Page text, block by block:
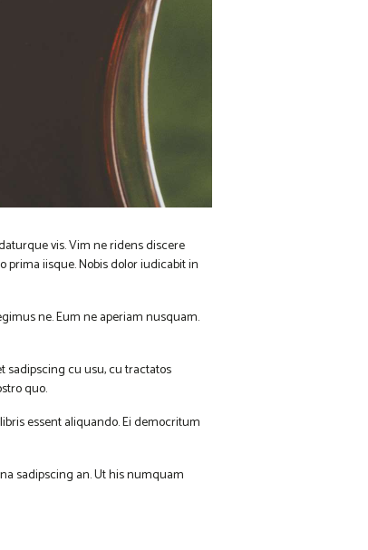
vis. Vim ne ridens discere
prima iisque. Nobis dolor iudicabit in
ne. Eum ne aperiam nusquam.
sadipscing cu usu, cu tractatos
quo.
essent aliquando. Ei democritum
sadipscing an. Ut his numquam